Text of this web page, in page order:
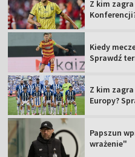
Z kim
Kiedy
Sprawdź
Z kim
Europy?
Papszun
wrażenie"